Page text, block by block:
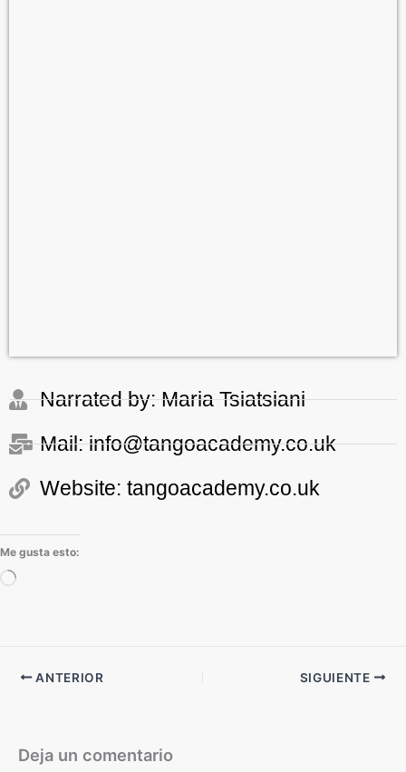
Narrated by: Maria Tsiatsiani
Mail: info@tangoacademy.co.uk
Website: tangoacademy.co.uk
Me gusta esto:
Cargando...
ANTERIOR SIGUIENTE
Deja un comentario